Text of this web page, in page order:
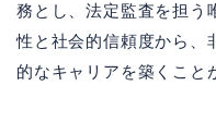
務とし、法定監査を担う
性と社会的信頼度から、
的なキャリアを築くこと